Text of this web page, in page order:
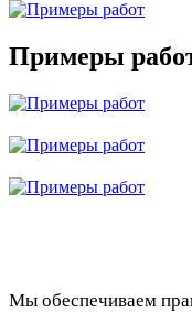
Примеры
Мы обеспечиваем